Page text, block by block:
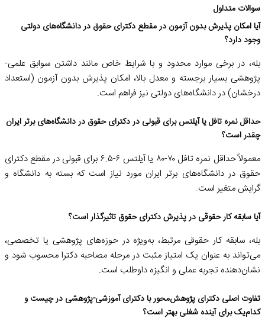
سوالات متداول
آیا امکان پذیرش بدون آزمون در مقطع دکترای حقوق در دانشگاه‌های دولتی
وجود دارد؟
بله، در برخی موارد محدود و با شرایط خاص مانند داشتن سوابق علمی-
پژوهشی بسیار برجسته و معدل بالا، امکان پذیرش بدون آزمون (استعداد
درخشان) در دانشگاه‌های دولتی نیز فراهم است.
حداقل نمره تافل یا آیلتس برای قبولی در دکترای حقوق در دانشگاه‌های برتر ایران
چقدر است؟
معمولاً حداقل نمره تافل ۷۰-۸۰ یا آیلتس ۶-۶.۵ برای قبولی در مقطع دکترای
حقوق در دانشگاه‌های برتر ایران مورد نیاز است که بسته به دانشگاه و
گرایش متغیر است.
آیا سابقه کار حقوقی در پذیرش دکترای حقوق تاثیرگذار است؟
بله، سابقه کار حقوقی مرتبط، به‌ویژه در حوزه‌های پژوهشی یا تخصصی،
می‌تواند به عنوان یک امتیاز مثبت در مرحله مصاحبه دکترا محسوب شود و
نشان‌دهنده تجربه عملی و انگیزه داوطلب است.
تفاوت اصلی دکترای پژوهش‌محور با دکترای آموزشی-پژوهشی در چیست و
کدام‌یک برای آینده شغلی بهتر است؟